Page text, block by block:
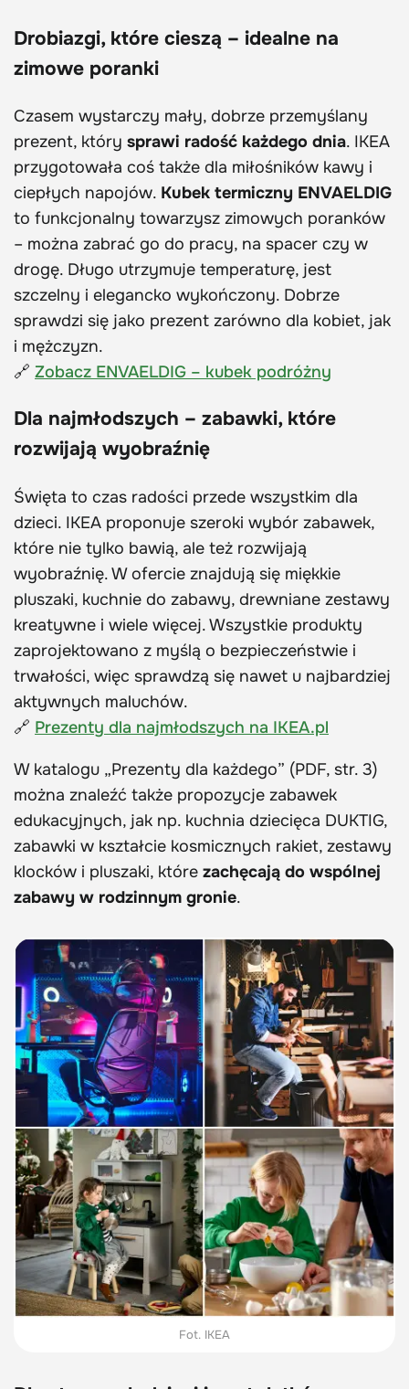
Drobiazgi, które cieszą – idealne na
zimowe poranki
Czasem wystarczy mały, dobrze przemyślany
prezent, który sprawi radość każdego dnia. IKEA
przygotowała coś także dla miłośników kawy i
ciepłych napojów. Kubek termiczny ENVAELDIG
to funkcjonalny towarzysz zimowych poranków
– można zabrać go do pracy, na spacer czy w
drogę. Długo utrzymuje temperaturę, jest
szczelny i elegancko wykończony. Dobrze
sprawdzi się jako prezent zarówno dla kobiet, jak
i mężczyzn.
🔗 Zobacz ENVAELDIG – kubek podróżny
Dla najmłodszych – zabawki, które
rozwijają wyobraźnię
Święta to czas radości przede wszystkim dla
dzieci. IKEA proponuje szeroki wybór zabawek,
które nie tylko bawią, ale też rozwijają
wyobraźnię. W ofercie znajdują się miękkie
pluszaki, kuchnie do zabawy, drewniane zestawy
kreatywne i wiele więcej. Wszystkie produkty
zaprojektowano z myślą o bezpieczeństwie i
trwałości, więc sprawdzą się nawet u najbardziej
aktywnych maluchów.
🔗 Prezenty dla najmłodszych na IKEA.pl
W katalogu „Prezenty dla każdego” (PDF, str. 3)
można znaleźć także propozycje zabawek
edukacyjnych, jak np. kuchnia dziecięca DUKTIG,
zabawki w kształcie kosmicznych rakiet, zestawy
klocków i pluszaki, które zachęcają do wspólnej
zabawy w rodzinnym gronie.
Fot. IKEA